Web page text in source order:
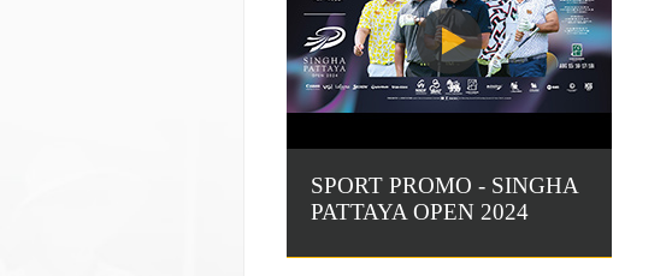
SPORT PROMO - SINGHA
PATTAYA OPEN 2024